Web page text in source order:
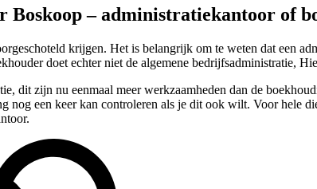
– administratiekantoor of
krijgen. Het is belangrijk om te weten dat een
doet echter niet de algemene bedrijfsadministratie,
dit zijn nu eenmaal meer werkzaamheden dan de
nog een keer kan controleren als je dit ook wilt. Voor hele